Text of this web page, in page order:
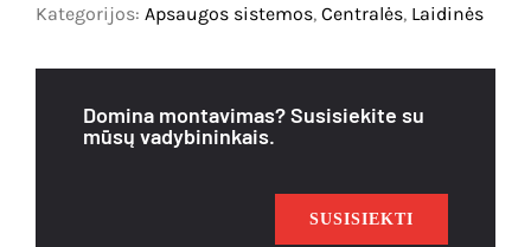
DSC
zonų
plečiama
Kategorijos: Apsaugos sistemos, Centralės, Laidinės
Domina montavimas? Susisiekite su
mūsų vadybininkais.
SUSISIEKTI